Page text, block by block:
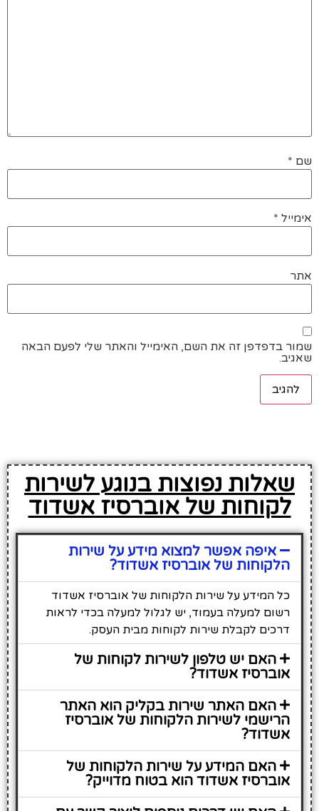
שם *
אימייל *
אתר
שמור בדפדפן זה את השם, האימייל והאתר שלי לפעם הבאה
שאגיב.
שאלות נפוצות בנוגע לשירות
לקוחות של אוברסיז אשדוד
איפה אפשר למצוא מידע על שירות
הלקוחות של אוברסיז אשדוד?
כל המידע על שירות הלקוחות של אוברסיז אשדוד
רשום למעלה בעמוד, יש לגלול למעלה בכדי לראות
דרכים לקבלת שירות לקוחות מבית העסק.
האם יש טלפון לשירות לקוחות של
אוברסיז אשדוד?
האם האתר שירות בקליק הוא האתר
הרישמי לשירות הלקוחות של אוברסיז
אשדוד?
האם המידע על שירות הלקוחות של
אוברסיז אשדוד הוא בטוח מדוייק?